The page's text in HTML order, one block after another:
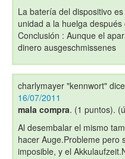
La batería del dispositivo
unidad a la huelga
Conclusión : Aunque el
dinero ausgeschmissenes
charlymayer "kennwort"
16/07/2011
mala compra. (1 puntos).
Al desembalar el mismo
hacer Auge.Probleme pero
imposible, y el